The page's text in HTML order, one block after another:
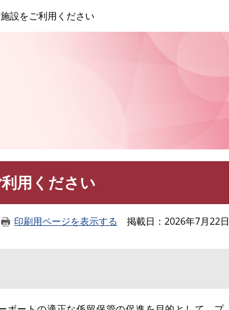
設をご利用ください
用ください
印刷用ページを表示する 掲載日 2026年7月22日